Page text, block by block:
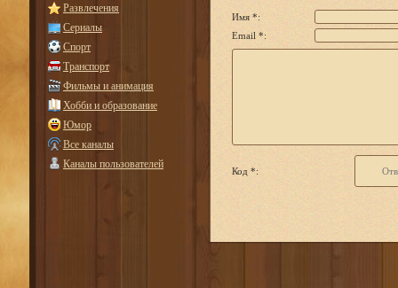
Развлечения
Сериалы
Спорт
Транспорт
Фильмы и анимация
Хобби и образование
Юмор
Все каналы
Каналы пользователей
Имя *:
Email *:
Код *: